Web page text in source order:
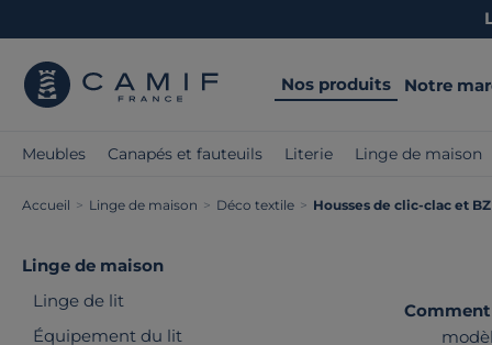
Nos produits Notre
Meubles Canapés et fauteuils Literie Linge de maison
Accueil > Linge de maison > Déco textile > Housses de clic-clac et BZ
Linge de maison
Linge de lit
Équipement du lit